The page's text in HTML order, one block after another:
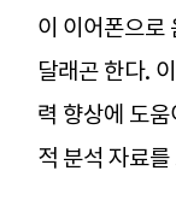
이 이어폰으로
달래곤 한다.
력 향상에 도
적 분석 자료